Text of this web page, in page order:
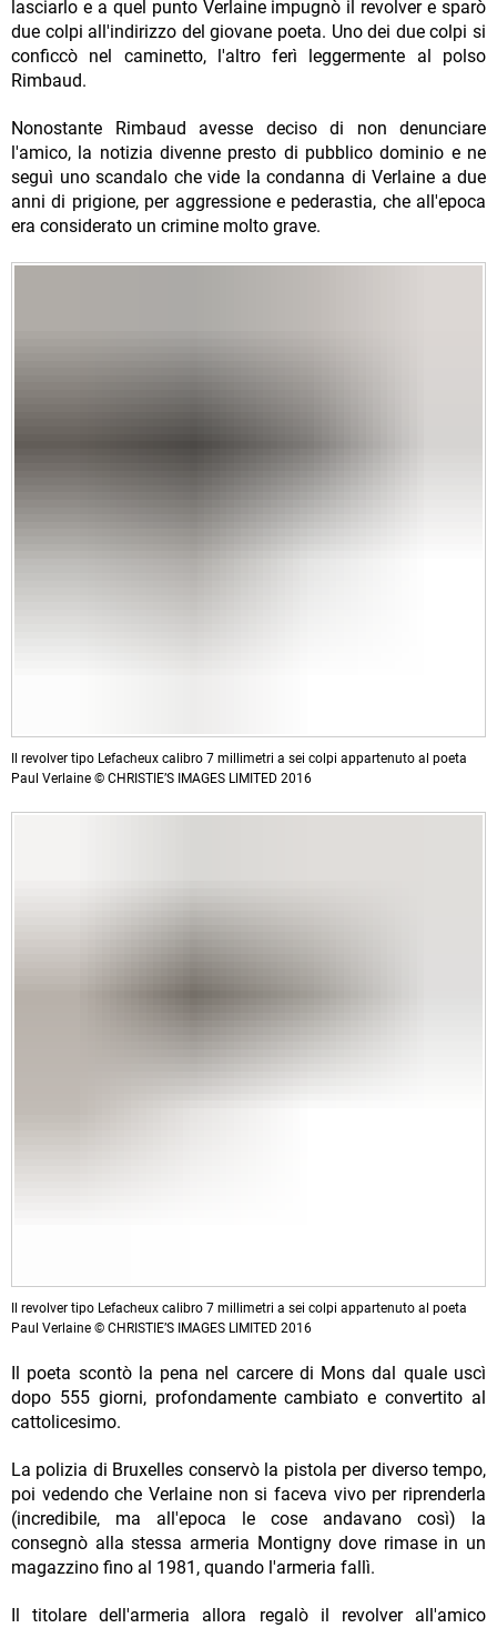
lasciarlo e a quel punto Verlaine impugnò il revolver e sparò
due colpi all'indirizzo del giovane poeta. Uno dei due colpi si
conficcò nel caminetto, l'altro ferì leggermente al polso
Rimbaud.
Nonostante Rimbaud avesse deciso di non denunciare
l'amico, la notizia divenne presto di pubblico dominio e ne
seguì uno scandalo che vide la condanna di Verlaine a due
anni di prigione, per aggressione e pederastia, che all'epoca
era considerato un crimine molto grave.
Il revolver tipo Lefacheux calibro 7 millimetri a sei colpi appartenuto al poeta
Paul Verlaine © CHRISTIE’S IMAGES LIMITED 2016
Il revolver tipo Lefacheux calibro 7 millimetri a sei colpi appartenuto al poeta
Paul Verlaine © CHRISTIE’S IMAGES LIMITED 2016
Il poeta scontò la pena nel carcere di Mons dal quale uscì
dopo 555 giorni, profondamente cambiato e convertito al
cattolicesimo.
La polizia di Bruxelles conservò la pistola per diverso tempo,
poi vedendo che Verlaine non si faceva vivo per riprenderla
(incredibile, ma all'epoca le cose andavano così) la
consegnò alla stessa armeria Montigny dove rimase in un
magazzino fino al 1981, quando l'armeria fallì.
Il titolare dell'armeria allora regalò il revolver all'amico